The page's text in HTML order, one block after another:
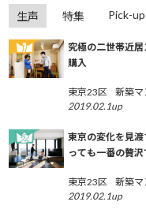
生声 特集 Pick-up
究極の二世帯近
購入
東京23区
新築マ
2019.02.1up
東京の変化を見
っても一番の贅沢
東京23区
新築マ
2019.02.1up